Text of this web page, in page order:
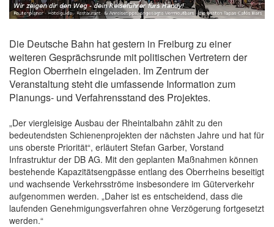
Die Deutsche Bahn hat gestern in Freiburg zu einer
weiteren Gesprächsrunde mit politischen Vertretern der
Region Oberrhein eingeladen. Im Zentrum der
Veranstaltung steht die umfassende Information zum
Planungs- und Verfahrensstand des Projektes.
„Der viergleisige Ausbau der Rheintalbahn zählt zu den
bedeutendsten Schienenprojekten der nächsten Jahre und hat für
uns oberste Priorität“, erläutert Stefan Garber, Vorstand
Infrastruktur der DB AG. Mit den geplanten Maßnahmen können
bestehende Kapazitätsengpässe entlang des Oberrheins beseitigt
und wachsende Verkehrsströme insbesondere im Güterverkehr
aufgenommen werden. „Daher ist es entscheidend, dass die
laufenden Genehmigungsverfahren ohne Verzögerung fortgesetzt
werden.“